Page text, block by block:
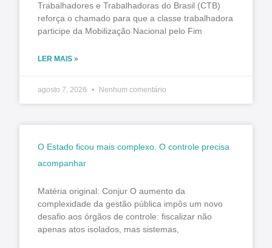
Trabalhadores e Trabalhadoras do Brasil (CTB)
reforça o chamado para que a classe trabalhadora
participe da Mobilização Nacional pelo Fim
LER MAIS »
agosto 7, 2026 Nenhum comentário
O Estado ficou mais complexo. O controle precisa
acompanhar
Matéria original: Conjur O aumento da
complexidade da gestão pública impôs um novo
desafio aos órgãos de controle: fiscalizar não
apenas atos isolados, mas sistemas,